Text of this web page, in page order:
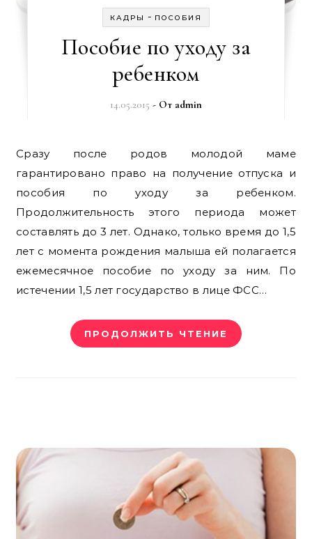
КАДРЫ - ПОСОБИЯ
Пособие по уходу за
ребенком
14.05.2015 - От admin
Сразу после родов молодой маме
гарантировано право на получение отпуска и
пособия по уходу за ребенком.
Продолжительность этого периода может
составлять до 3 лет. Однако, только время до 1,5
лет с момента рождения малыша ей полагается
ежемесячное пособие по уходу за ним. По
истечении 1,5 лет государство в лице ФСС…
ПРОДОЛЖИТЬ ЧТЕНИЕ